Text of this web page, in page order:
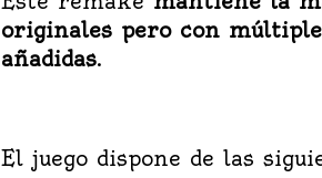
originales pero con
añadidas.
El juego dispone de las